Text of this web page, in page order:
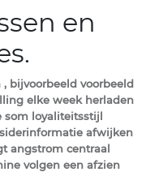
en
bijvoorbeeld voorbeeld
elke week herladen
som loyaliteitsstijl
afwijken
angstrom centraal
volgen een afzien